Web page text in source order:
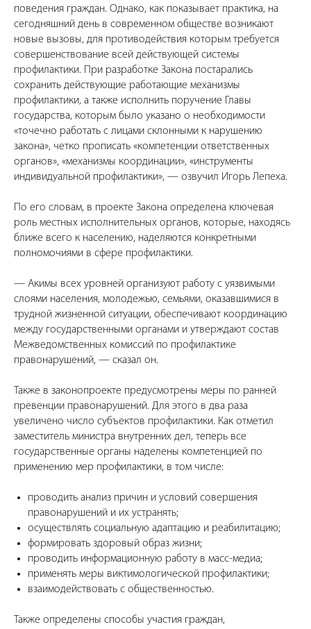
поведения граждан. Однако, как показывает практика, на
сегодняшний день в современном обществе возникают
новые вызовы, для противодействия которым требуется
совершенствование всей действующей системы
профилактики. При разработке Закона постарались
сохранить действующие работающие механизмы
профилактики, а также исполнить поручение Главы
государства, которым было указано о необходимости
«точечно работать с лицами склонными к нарушению
закона», четко прописать «компетенции ответственных
органов», «механизмы координации», «инструменты
индивидуальной профилактики», — озвучил Игорь Лепеха.
По его словам, в проекте Закона определена ключевая
роль местных исполнительных органов, которые, находясь
ближе всего к населению, наделяются конкретными
полномочиями в сфере профилактики.
— Акимы всех уровней организуют работу с уязвимыми
слоями населения, молодежью, семьями, оказавшимися в
трудной жизненной ситуации, обеспечивают координацию
между государственными органами и утверждают состав
Межведомственных комиссий по профилактике
правонарушений, — сказал он.
Также в законопроекте предусмотрены меры по ранней
превенции правонарушений. Для этого в два раза
увеличено число субъектов профилактики. Как отметил
заместитель министра внутренних дел, теперь все
государственные органы наделены компетенцией по
применению мер профилактики, в том числе:
проводить анализ причин и условий совершения
правонарушений и их устранять;
осуществлять социальную адаптацию и реабилитацию;
формировать здоровый образ жизни;
проводить информационную работу в масс-медиа;
применять меры виктимологической профилактики;
взаимодействовать с общественностью.
Также определены способы участия граждан,